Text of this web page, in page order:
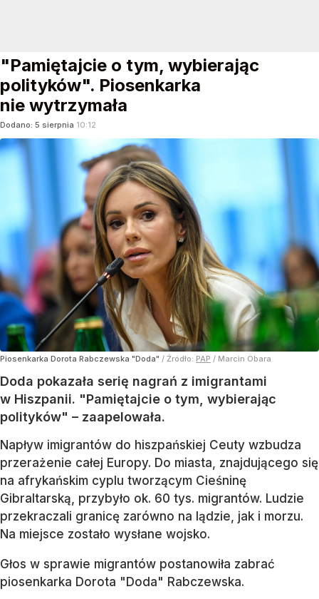
"Pamiętajcie o tym, wybierając
polityków". Piosenkarka
nie wytrzymała
Dodano: 5 sierpnia 10:12
Piosenkarka Dorota Rabczewska "Doda" / Źródło: PAP / Marcin Obara
Doda pokazała serię nagrań z imigrantami
w Hiszpanii. "Pamiętajcie o tym, wybierając
polityków" – zaapelowała.
Napływ imigrantów do hiszpańskiej Ceuty wzbudza
przerażenie całej Europy. Do miasta, znajdującego się
na afrykańskim cyplu tworzącym Cieśninę
Gibraltarską, przybyło ok. 60 tys. migrantów. Ludzie
przekraczali granicę zarówno na lądzie, jak i morzu.
Na miejsce zostało wysłane wojsko.
Głos w sprawie migrantów postanowiła zabrać
piosenkarka Dorota "Doda" Rabczewska.